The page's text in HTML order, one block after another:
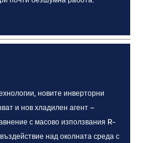
новите инверторни
и нов хладилен агент –
с масово използвания R-
над околната среда с